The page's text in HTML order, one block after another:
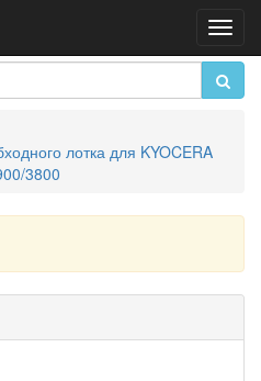
лотка для KYOCERA
3800